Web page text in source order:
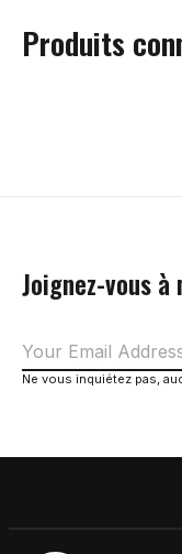
Produits
Joignez-vous
Ne vous inquiétez pas,